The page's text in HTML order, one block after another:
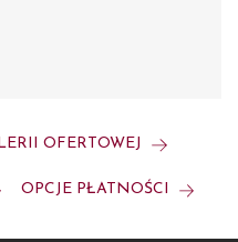
OFERTOWEJ
OPCJE PŁATNOŚCI